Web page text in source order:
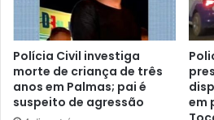
Polícia Civil investiga
morte de criança de três
anos em Palmas; pai é
suspeito de agressão
em